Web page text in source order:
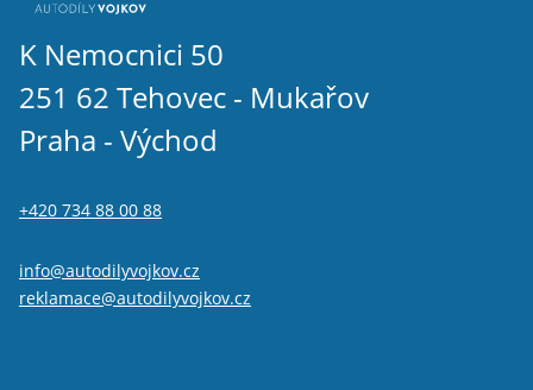
K Nemocnici 50
251 62 Tehovec - Mukařov
Praha - Východ
+420 734 88 00 88
info@autodilyvojkov.cz
reklamace@autodilyvojkov.cz